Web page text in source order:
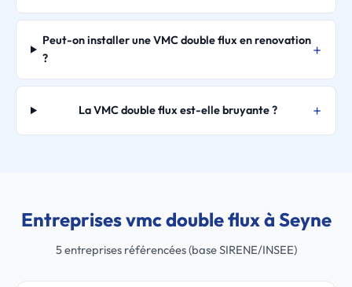
Peut-on installer une VMC double flux en renovation
?
La VMC double flux est-elle bruyante ?
Entreprises vmc double flux à Seyne
5 entreprises référencées (base SIRENE/INSEE)